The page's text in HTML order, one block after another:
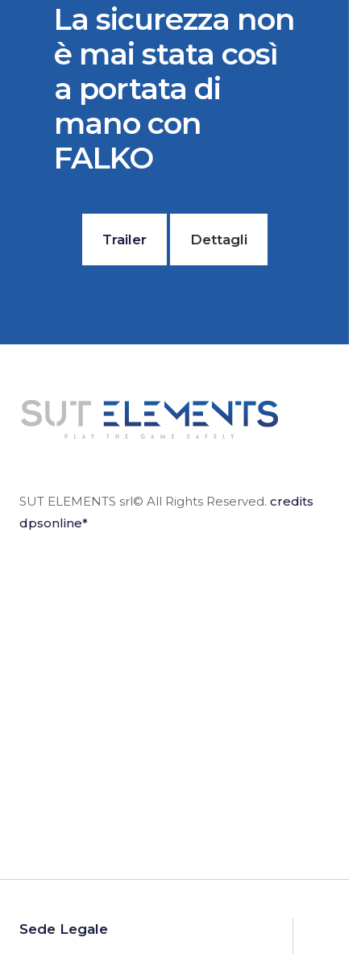
La sicurezza non
è mai stata così
a portata di
mano con
FALKO
Trailer Dettagli
SUT ELEMENTS srl© All Rights Reserved. credits
dpsonline*
Sede Legale